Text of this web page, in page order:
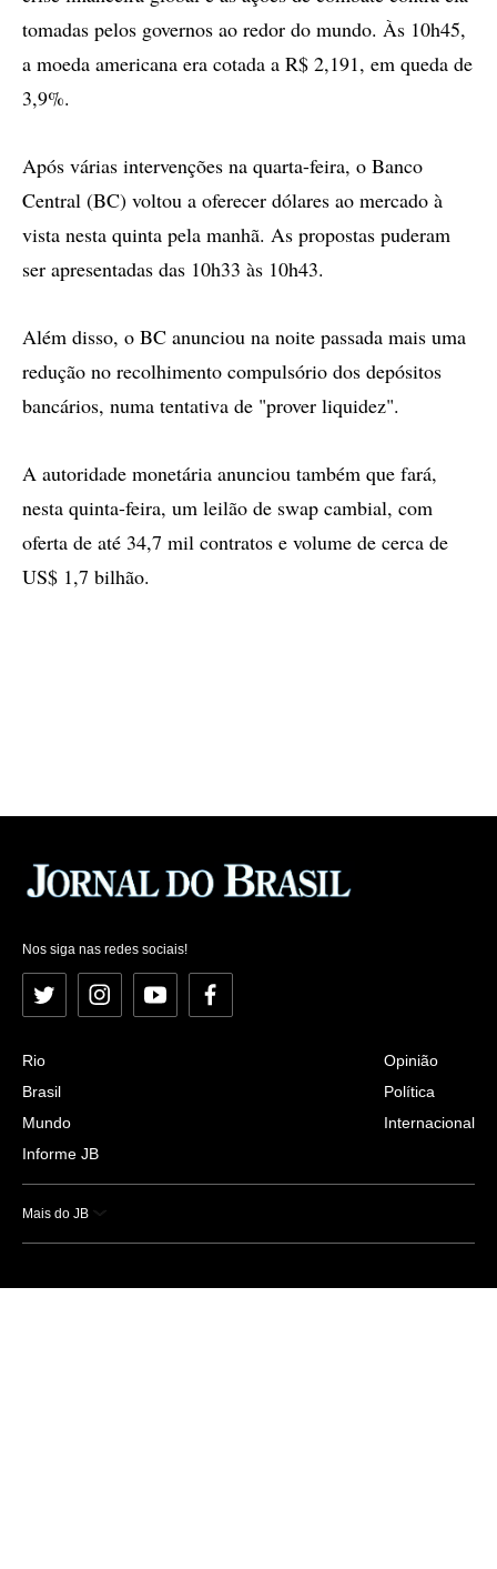
tomadas pelos governos ao redor do mundo. Às 10h45,
a moeda americana era cotada a R$ 2,191, em queda de
3,9%.
Após várias intervenções na quarta-feira, o Banco
Central (BC) voltou a oferecer dólares ao mercado à
vista nesta quinta pela manhã. As propostas puderam
ser apresentadas das 10h33 às 10h43.
Além disso, o BC anunciou na noite passada mais uma
redução no recolhimento compulsório dos depósitos
bancários, numa tentativa de "prover liquidez".
A autoridade monetária anunciou também que fará,
nesta quinta-feira, um leilão de swap cambial, com
oferta de até 34,7 mil contratos e volume de cerca de
US$ 1,7 bilhão.
Nos siga nas redes sociais!
Twitter InstagramYouTubeFacebook
Rio
Brasil
Mundo
Informe JB
Opinião
Política
Internacional
Mais do JB
Esportes